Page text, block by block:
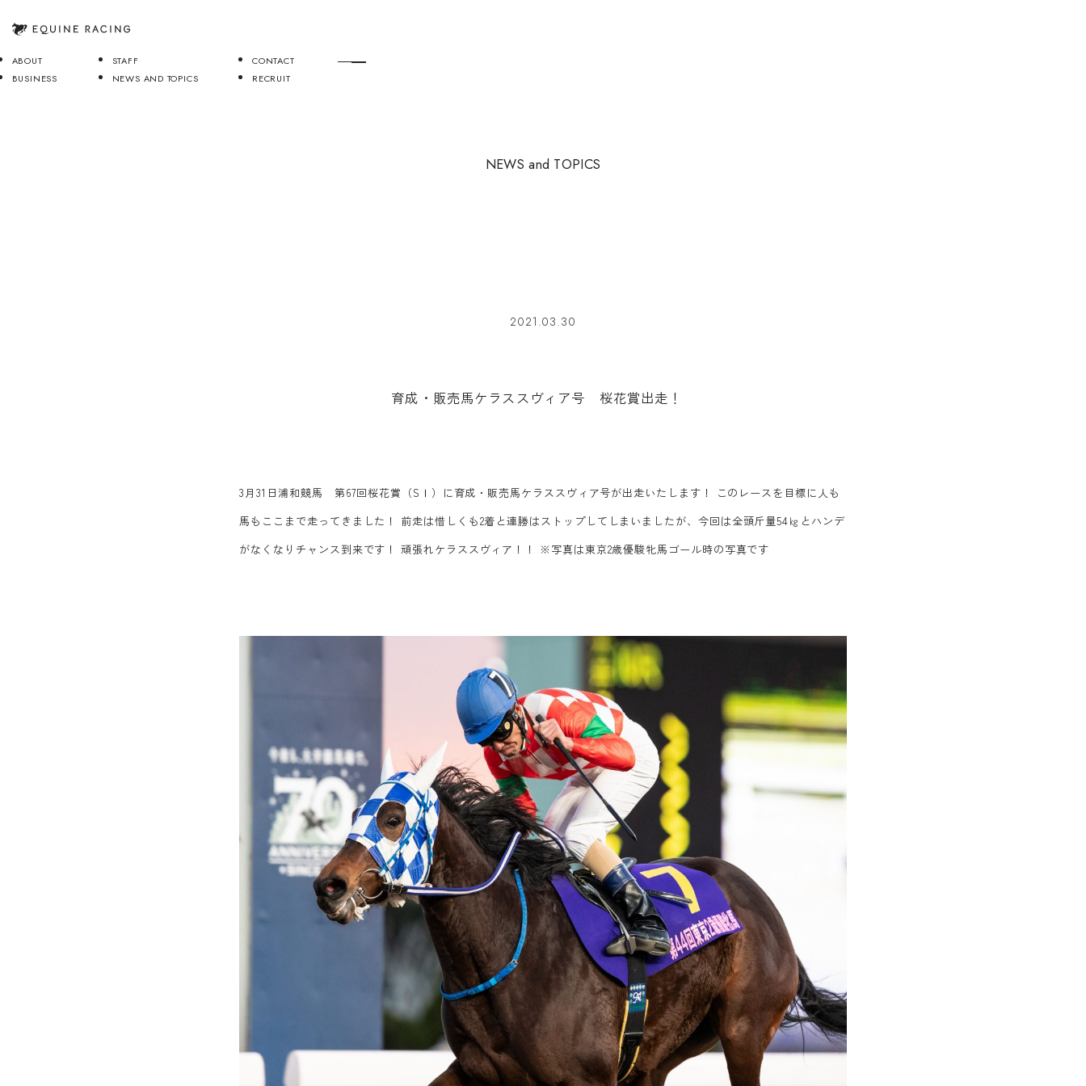
ABOUT
BUSINESS
STAFF
NEWS AND TOPICS
CONTACT
RECRUIT
NEWS and TOPICS
2021.03.30
育成 ・ 販売馬ケ ラ ス スヴィ ア号 桜花賞出走 ！
3月31日浦和競馬 第67回桜花賞（SⅠ）に育成・販売馬ケラススヴィア号が出走いたします！ このレースを目標に人も
馬もここまで走ってきました！ 前走は惜しくも2着と連勝はストップしてしまいましたが、今回は全頭斤量54㎏とハンデ
がなくなりチャンス到来です！ 頑張れケラススヴィア！！ ※写真は東京2歳優駿牝馬ゴール時の写真です